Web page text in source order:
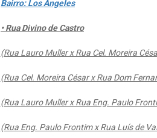
Bairro: Los Angeles
• Rua Divino de Castro
(Rua Lauro Muller x Rua Cel. Moreira
(Rua Cel. Moreira César x Rua Dom
(Rua Lauro Muller x Rua Eng. Paulo
(Rua Eng. Paulo Frontim x Rua Luís de